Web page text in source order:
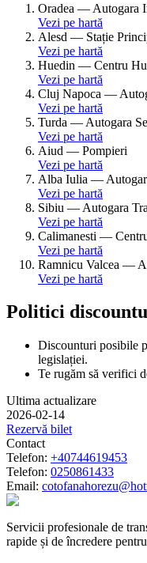
Oradea — Autogara
Vezi pe hartă
Alesd — Stație
Vezi pe hartă
Huedin — Centru
Vezi pe hartă
Cluj Napoca —
Vezi pe hartă
Turda — Autogara
Vezi pe hartă
Aiud — Pompieri
Vezi pe hartă
Alba Iulia —
Vezi pe hartă
Sibiu — Autogara
Vezi pe hartă
Calimanesti —
Vezi pe hartă
Ramnicu Valcea —
Vezi pe hartă
Politici
Discounturi posibile
legislației.
Te rugăm să verifici
Ultima actualizare
2026-02-14
Rezervă bilet
Contact
Telefon: +40744619453
Telefon: 0250861433
Email:
Servicii profesionale de
rapide și de încredere